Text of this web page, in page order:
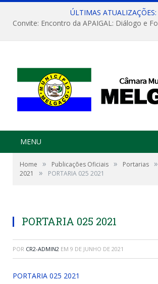
ÚLTIMAS ATUALIZAÇÕES:
MENU
Home » Publicações Oficiais » Portarias »
2021
» PORTARIA 025 2021
PORTARIA 025 2021
POR CR2-ADMIN2 EM 9 DE JUNHO DE 2021
PORTARIA 025 2021